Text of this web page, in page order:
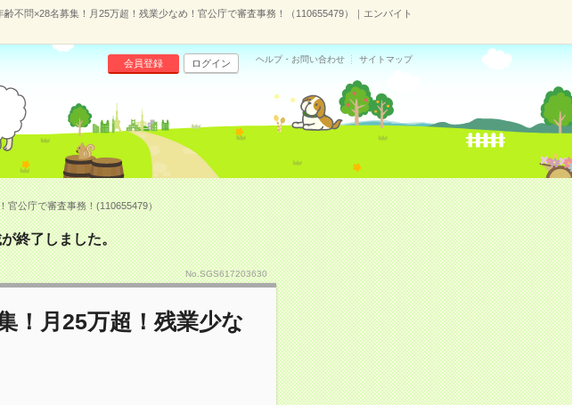
齢不問×28名募集！月25万超！残業少なめ！官公庁で審査事務！（110655479）｜エンバイト
会員登録 ログイン ヘルプ・お問い合わせ サイトマップ
官公庁で審査事務！(110655479）
終了しました。
No.SGS617203630
！月25万超！残業少な